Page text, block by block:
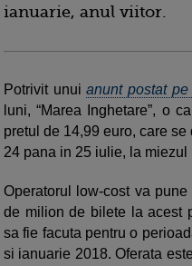
ianuarie, anul viitor.
Potrivit unuianunt postat
luni, “Marea Inghetare”, o
pretul de 14,99 euro, care
24 pana in 25 iulie, la miezul
Operatorul low-cost va
de milion de bilete la acest
sa fie facuta pentru o
si ianuarie 2018. Oferata